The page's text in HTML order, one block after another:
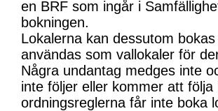
en BRF som ingår i
bokningen.
Lokalerna kan dessutom
användas som vallokaler för
Några undantag medges inte
inte följer eller kommer att följa
ordningsreglerna får inte boka